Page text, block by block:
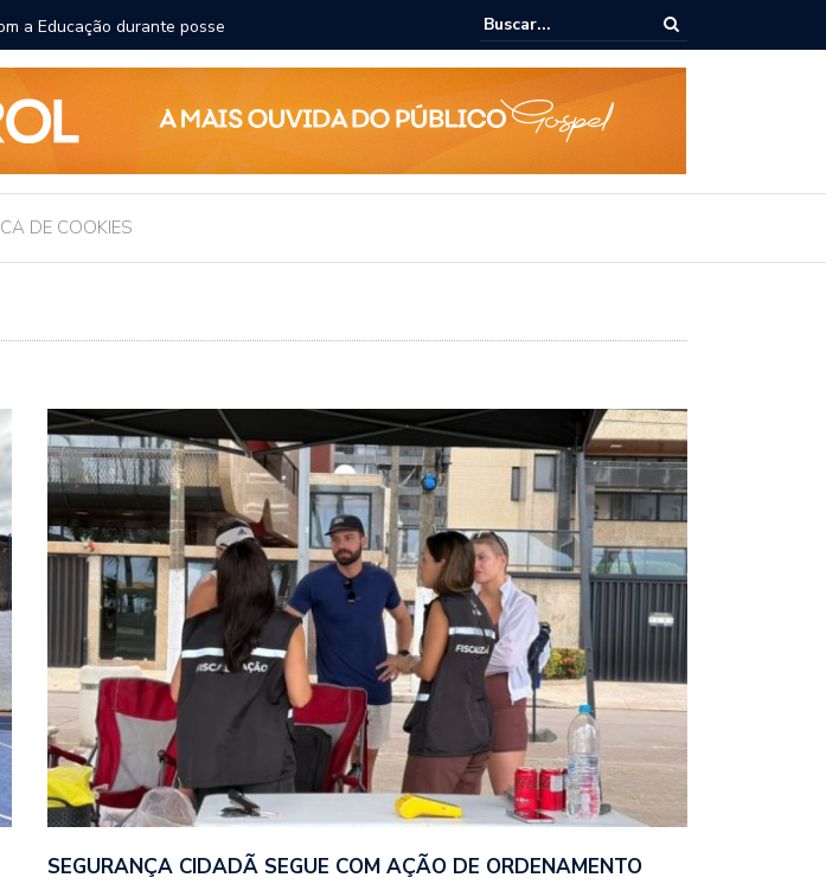
Pais
Câmara dialoga com UFAL e Faculdade de Coimbra sobre parcerias para
Legislativo
DE COOKIES
SEGURANÇA CIDADÃ SEGUE COM AÇÃO DE ORDENAMENTO